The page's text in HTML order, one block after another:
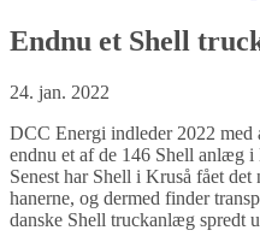
Endnu et Shell
24. jan. 2022
DCC Energi indleder 2022
endnu et af de 146 Shell anlæg
Senest har Shell i Kruså fået det
hanerne, og dermed finder
danske Shell truckanlæg spredt